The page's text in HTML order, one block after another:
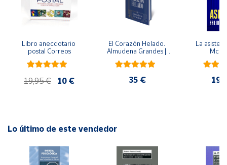
Península
Baleares
Libro anecdotario
postal Correos
19,95 € 10 €
El Corazón Helado.
Almudena Grandes |
Edición especial de
lujo | Libro con sello y
35 €
La
Lo último de este vendedor